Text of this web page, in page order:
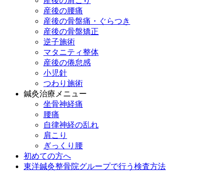
産後の腰痛
産後の骨盤痛・ぐらつき
産後の骨盤矯正
逆子施術
マタニティ整体
産後の倦怠感
小児針
つわり施術
鍼灸治療メニュー
坐骨神経痛
腰痛
自律神経の乱れ
肩こり
ぎっくり腰
初めての方へ
東洋鍼灸整骨院グループで行う検査方法